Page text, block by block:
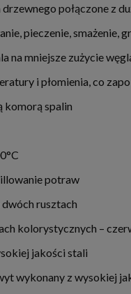
połączone z
pieczenie, smażenie,
na mniejsze zużycie
i płomienia, co
komorą spalin
potraw
rusztach
kolorystycznych –
jakości stali
wykonany z wysokiej